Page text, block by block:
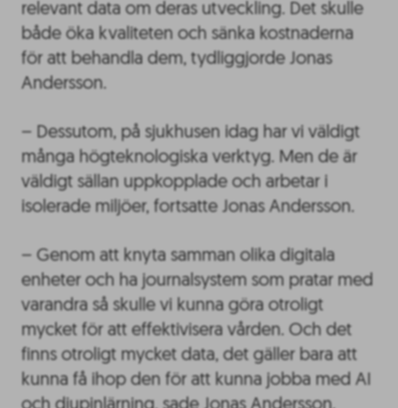
relevant data om deras utveckling. Det skulle
både öka kvaliteten och sänka kostnaderna
för att behandla dem, tydliggjorde Jonas
Andersson.
– Dessutom, på sjukhusen idag har vi väldigt
många högteknologiska verktyg. Men de är
väldigt sällan uppkopplade och arbetar i
isolerade miljöer, fortsatte Jonas Andersson.
– Genom att knyta samman olika digitala
enheter och ha journalsystem som pratar med
varandra så skulle vi kunna göra otroligt
mycket för att effektivisera vården. Och det
finns otroligt mycket data, det gäller bara att
kunna få ihop den för att kunna jobba med AI